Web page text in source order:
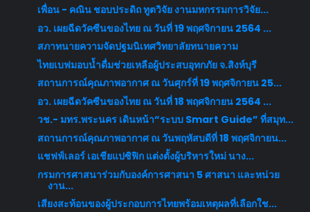
เพื่อน - คณิน ชอบประดิถ ทูตวิจัย งานมหกรรมการวิจัย...
อว. เผยฉีดวัคซีนของไทย ณ วันที่ 19 พฤศจิกายน 2564 ...
สภาทนายความจัดปฐมนิเทศวิทยาลัยทนายความ
ไทยเบฟมอบน้ำดื่มช่วยเหลือผู้ประสบอุทกภัย จ.สิงห์บุรี
สถานการณ์คุณภาพอากาศ ณ วันศุกร์ที่ 19 พฤศจิกายน 25...
อว. เผยฉีดวัคซีนของไทย ณ วันที่ 18 พฤศจิกายน 2564 ...
วช.- มทร.พระนคร เดินหน้า“ระบบ Smart Guide” ที่สมุท...
สถานการณ์คุณภาพอากาศ ณ วันพฤหัสบดีที่ 18 พฤศจิกายน...
แชฟฟ์เลอร์ เอเชียแปซิฟิก แต่งตั้งผู้บริหารใหม่ นาง...
กรมการศาสนาร่วมกับองค์การศาสนา 5 ศาสนา และหน่วย
งาน...
เสียงสะท้อนของผู้ประกอบการไทยพร้อมเหตุผลที่เลือกใช...